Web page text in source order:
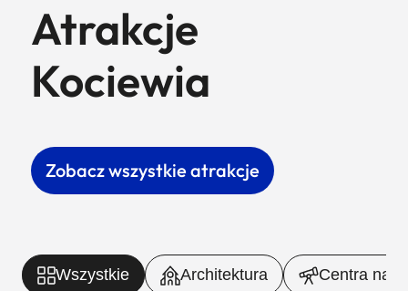
Atrakcje
Kociewia
Zobacz wszystkie atrakcje
Wszystkie Architektura Centra